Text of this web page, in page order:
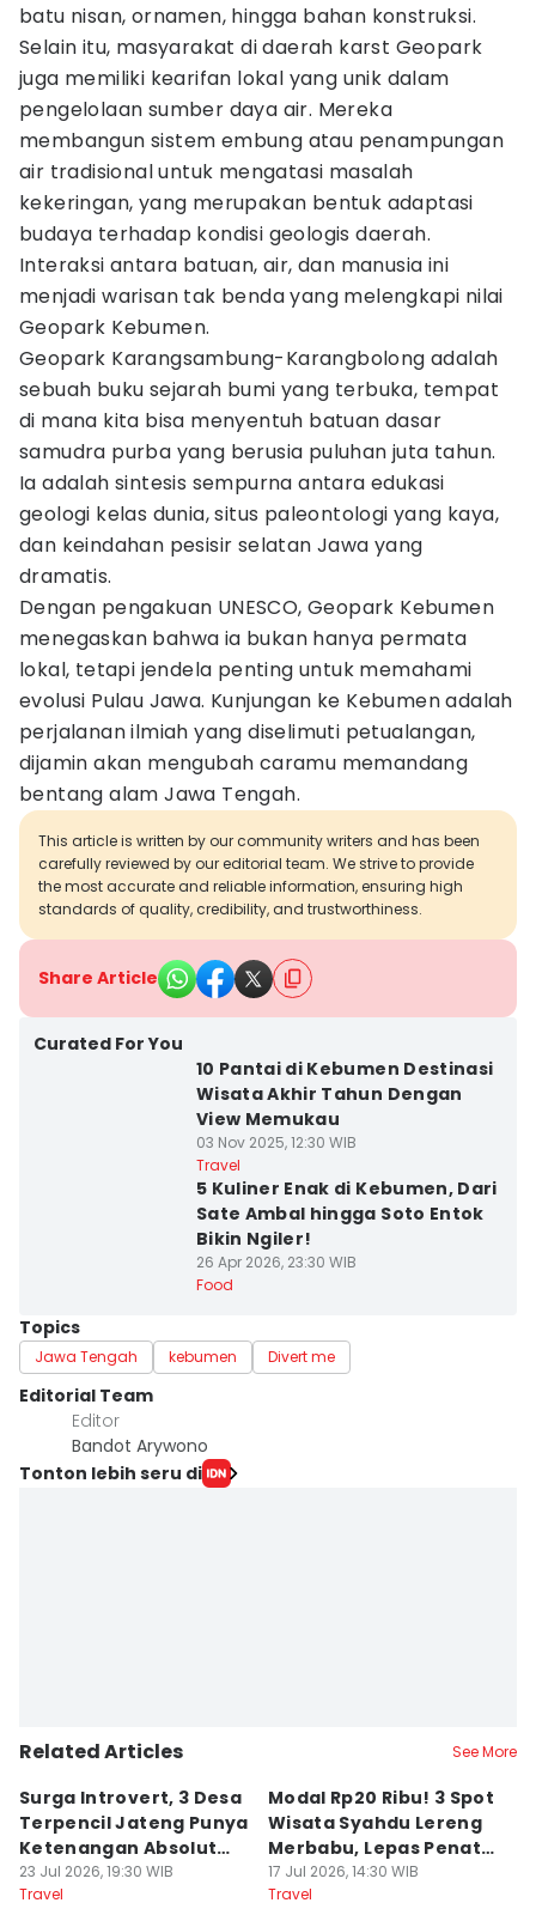
batu nisan, ornamen, hingga bahan konstruksi.
Selain itu, masyarakat di daerah karst Geopark
juga memiliki kearifan lokal yang unik dalam
pengelolaan sumber daya air. Mereka
membangun sistem embung atau penampungan
air tradisional untuk mengatasi masalah
kekeringan, yang merupakan bentuk adaptasi
budaya terhadap kondisi geologis daerah.
Interaksi antara batuan, air, dan manusia ini
menjadi warisan tak benda yang melengkapi nilai
Geopark Kebumen.
Geopark Karangsambung-Karangbolong adalah
sebuah buku sejarah bumi yang terbuka, tempat
di mana kita bisa menyentuh batuan dasar
samudra purba yang berusia puluhan juta tahun.
Ia adalah sintesis sempurna antara edukasi
geologi kelas dunia, situs paleontologi yang kaya,
dan keindahan pesisir selatan Jawa yang
dramatis.
Dengan pengakuan UNESCO, Geopark Kebumen
menegaskan bahwa ia bukan hanya permata
lokal, tetapi jendela penting untuk memahami
evolusi Pulau Jawa. Kunjungan ke Kebumen adalah
perjalanan ilmiah yang diselimuti petualangan,
dijamin akan mengubah caramu memandang
bentang alam Jawa Tengah.
This article is written by our community writers and has been
carefully reviewed by our editorial team. We strive to provide
the most accurate and reliable information, ensuring high
standards of quality, credibility, and trustworthiness.
Share Article
Curated For You
10 Pantai di Kebumen Destinasi
Wisata Akhir Tahun Dengan
View Memukau
03 Nov 2025, 12:30 WIB
Travel
5 Kuliner Enak di Kebumen, Dari
Sate Ambal hingga Soto Entok
Bikin Ngiler!
26 Apr 2026, 23:30 WIB
Food
Topics
Jawa Tengah kebumen Divert me
Editorial Team
Editor
Bandot Arywono
Tonton lebih seru di
Related Articles See More
Surga Introvert, 3 Desa
Terpencil Jateng Punya
Ketenangan Absolut
Untuk Disconect
23 Jul 2026, 19:30 WIB
Travel
Modal Rp20 Ribu! 3 Spot
Wisata Syahdu Lereng
Merbabu, Lepas Penat
akhir Pekan!
17 Jul 2026, 14:30 WIB
Travel